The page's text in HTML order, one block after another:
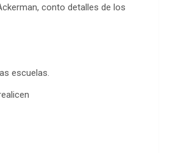
conto detalles de los
escuelas.